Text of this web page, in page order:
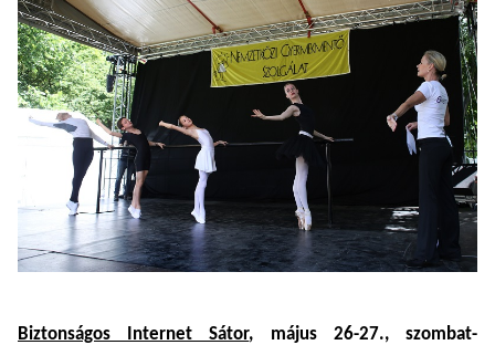
Biztonságos Internet Sátor, május 26-27., szombat-